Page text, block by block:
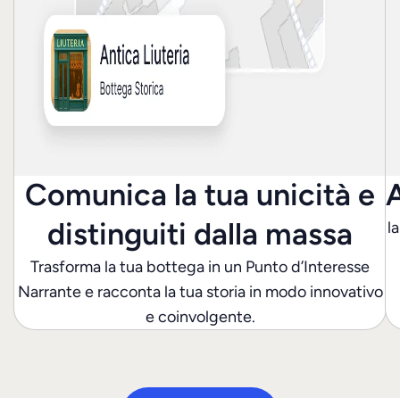
Comunica la tua unicità e
distinguiti dalla massa
Trasforma la tua bottega in un Punto d’Interesse
Narrante e racconta la tua storia in modo innovativo
e coinvolgente.